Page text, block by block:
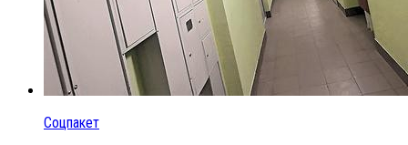
Соцпакет